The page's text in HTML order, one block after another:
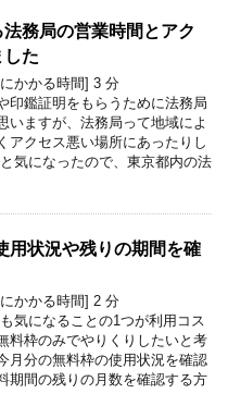
務局の営業時間とアク
した
かかる時間] 3 分
印鑑証明をもらうために法務局
いますが、法務局って地域によ
アクセス悪い場所にあったりし
気になったので、東京都内の法
用状況や残りの期間を確
かかる時間] 2 分
気になることの1つが利用コス
料枠のみでやりくりしたいと考
月分の無料枠の使用状況を確認
期間の残りの月数を確認する方